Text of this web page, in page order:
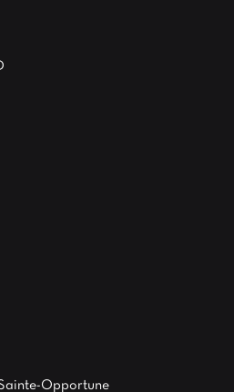
Opportune